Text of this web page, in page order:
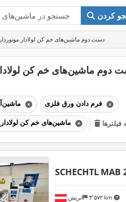
کردن
دست دوم ماشین‌های خم کن لولادار موتوردار ۲۰۰۰–۲۹۹۹ میلی‌متر
فرم دادن ورق فلزی
اتریش ۳٬۵۷۲ km
SCHECHTL MAB